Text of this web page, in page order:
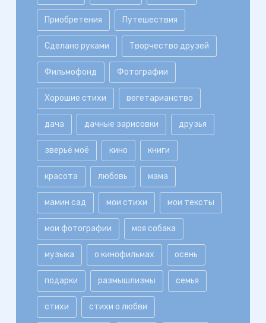
Приобретения Путешествия
Сделано руками Творчество друзей
Фильмофонд Фотографии
Хорошие стихи вегетарианство
дача дачные зарисовки друзья
зверьё моё кино книги
красота любовь мама
мамин сад мои стихи мои тексты
мои фотографии моя собака
музыка о кинофильмах осень
подарки размышлизмы семья
стихи стихи о любви